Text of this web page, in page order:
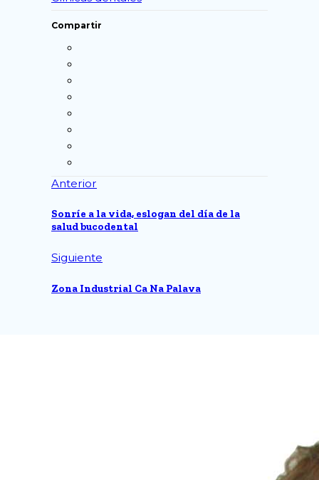
Compartir
Anterior
Sonríe a la vida, eslogan del día de la
salud bucodental
Siguiente
Zona Industrial Ca Na Palava